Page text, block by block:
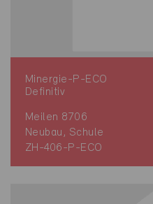
Minergie-P-ECO
Definitiv
Meilen 8706
Neubau, Schule
ZH-406-P-ECO